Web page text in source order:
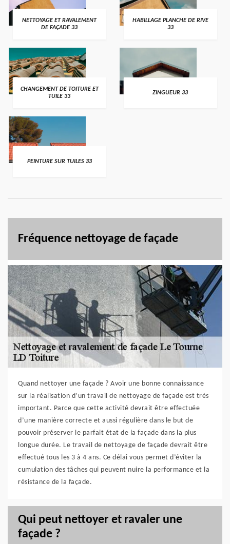
NETTOYAGE ET RAVALEMENT
DE FAÇADE 33
HABILLAGE PLANCHE DE RIVE
33
CHANGEMENT DE TOITURE ET
TUILE 33
ZINGUEUR 33
PEINTURE SUR TUILES 33
Fréquence nettoyage de façade
Quand nettoyer une façade ? Avoir une bonne connaissance
sur la réalisation d’un travail de nettoyage de façade est très
important. Parce que cette activité devrait être effectuée
d’une manière correcte et aussi régulière dans le but de
pouvoir préserver le parfait état de la façade dans la plus
longue durée. Le travail de nettoyage de façade devrait être
effectué tous les 3 à 4 ans. Ce délai vous permet d’éviter la
cumulation des tâches qui peuvent nuire la performance et la
résistance de la façade.
Qui peut nettoyer et ravaler une
façade ?